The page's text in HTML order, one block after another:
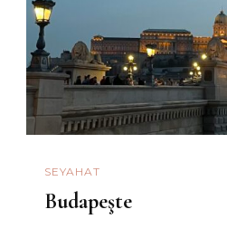
SEYAHAT
Budapeşte